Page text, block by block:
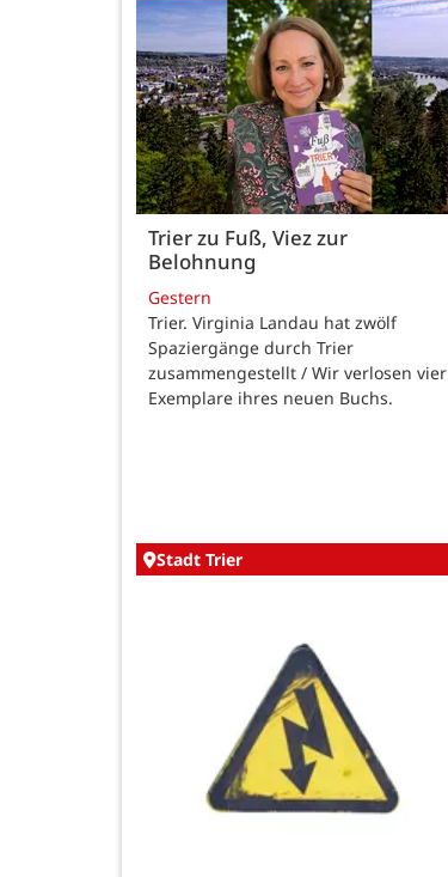
Trier zu Fuß, Viez zur
Belohnung
Gestern
Trier. Virginia Landau hat zwölf
Spaziergänge durch Trier
zusammengestellt / Wir verlosen vier
Exemplare ihres neuen Buchs.
Stadt Trier